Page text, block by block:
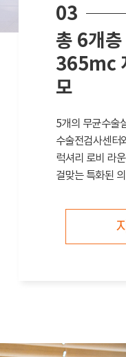
03
총 6개층
365mc
모
5개의 무균수술
수술전검사센터
럭셔리 로비 라
걸맞는 특화된